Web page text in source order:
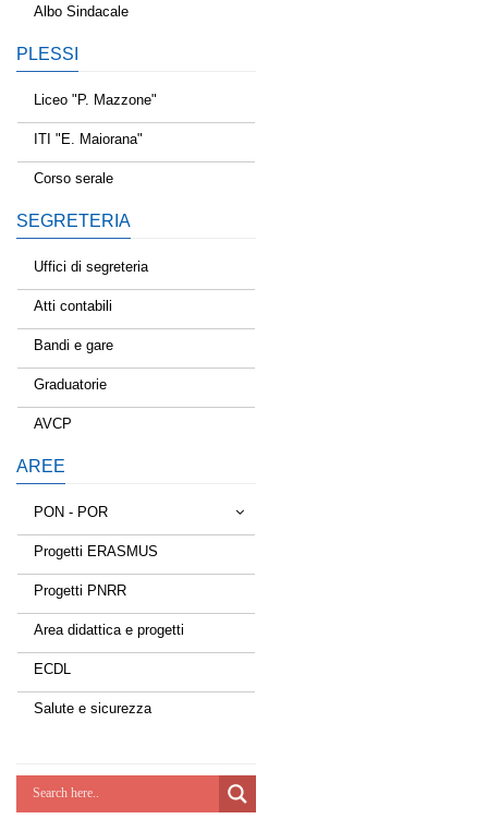
Albo Sindacale
PLESSI
Liceo "P. Mazzone"
ITI "E. Maiorana"
Corso serale
SEGRETERIA
Uffici di segreteria
Atti contabili
Bandi e gare
Graduatorie
AVCP
AREE
PON - POR
Tessere la rete
Estate a scuola
Scuola d'estate
Lab Green
Progetti ERASMUS
Progetti PNRR
Area didattica e progetti
ECDL
Salute e sicurezza